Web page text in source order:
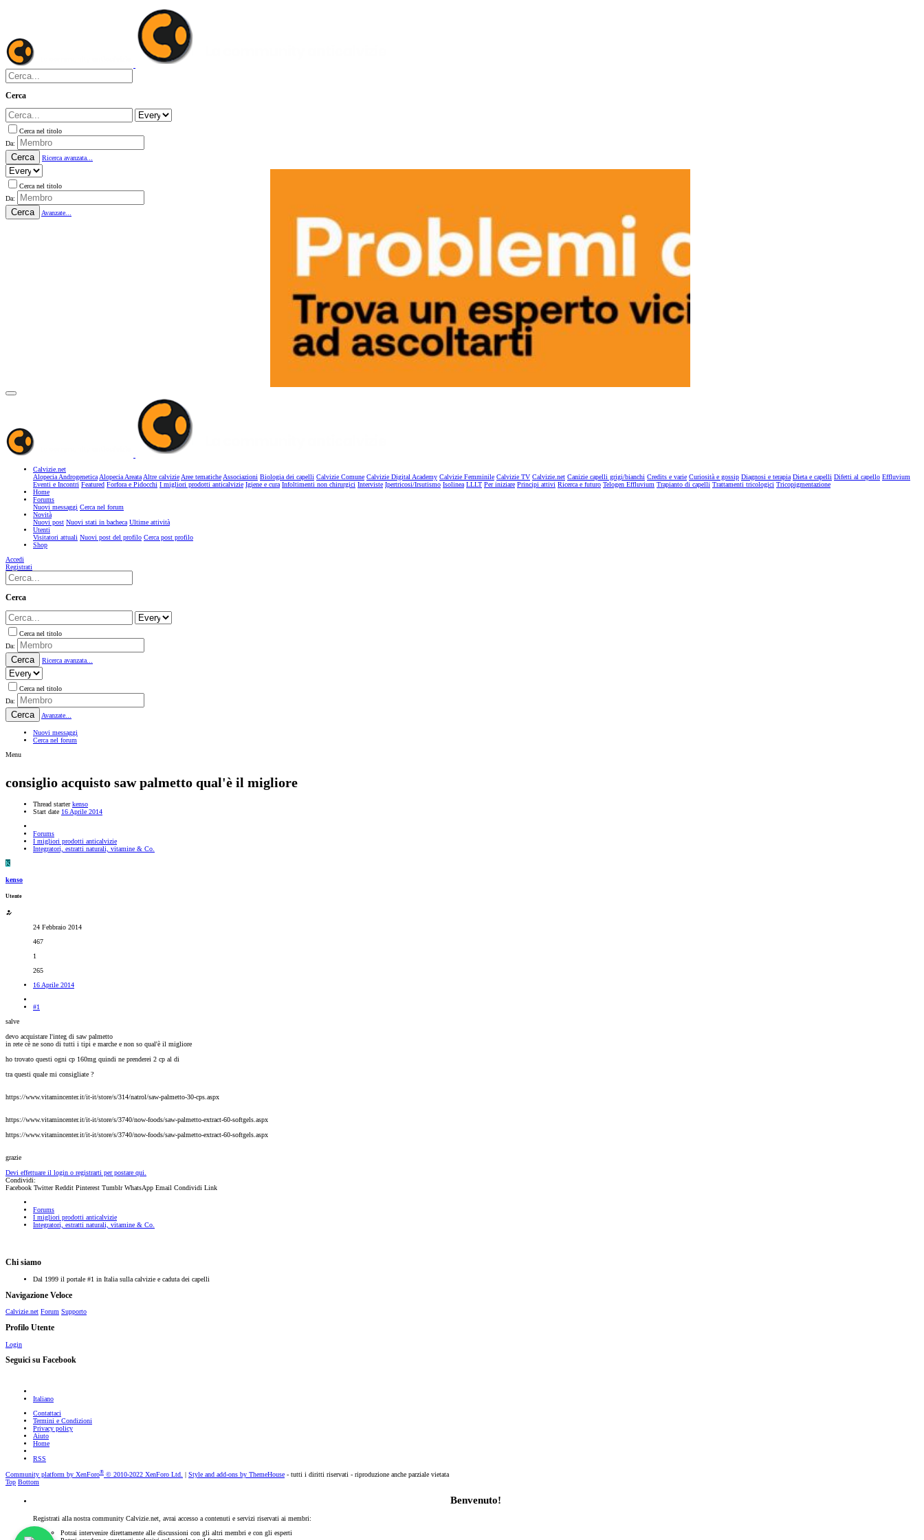
Cerca
Cerca nel titolo
Da:
Cerca Ricerca avanzata...
Cerca nel titolo
Da:
Cerca Avanzate...
Calvizie.net
Alopecia AndrogeneticaAlopecia AreataAltre calvizieAree tematicheAssociazioni Biologia dei capelli Calvizie Comune Calvizie Digital Academy Calvizie Femminile Calvizie TV Calvizie.net Canizie capelli grigi/bianchi Credits e varie Curiosità e gossip Diagnosi e terapia Dieta e capelli Difetti al capello Effluvium
Eventi e Incontri Featured Forfora e Pidocchi I migliori prodotti anticalvizie Igiene e cura Infoltimenti non chirurgici Interviste Ipertricosi/Irsutismo Isolinea LLLT Per iniziare Principi attivi Ricerca e futuro Telogen Effluvium Trapianto di capelli Trattamenti tricologici Tricopigmentazione
Home
Forums
Nuovi messaggi Cerca nel forum
Novità
Nuovi post Nuovi stati in bacheca Ultime attività
Utenti
Visitatori attuali Nuovi post del profilo Cerca post profilo
Shop
Accedi
Registrati
Cerca
Cerca nel titolo
Da:
Cerca Ricerca avanzata...
Cerca nel titolo
Da:
Cerca Avanzate...
Nuovi messaggi
Cerca nel forum
Menu
consiglio acquisto saw palmetto qual'è il migliore
Thread starter kenso
Start date 16 Aprile 2014
Forums
I migliori prodotti anticalvizie
Integratori, estratti naturali, vitamine & Co.
K
kenso
Utente
24 Febbraio 2014
467
1
265
16 Aprile 2014
#1
salve
devo acquistare l'integ di saw palmetto
in rete cè ne sono di tutti i tipi e marche e non so qual'è il migliore
ho trovato questi ogni cp 160mg quindi ne prenderei 2 cp al di
tra questi quale mi consigliate ?
https://www.vitamincenter.it/it-it/store/s/314/natrol/saw-palmetto-30-cps.aspx
https://www.vitamincenter.it/it-it/store/s/3740/now-foods/saw-palmetto-extract-60-softgels.aspx
https://www.vitamincenter.it/it-it/store/s/3740/now-foods/saw-palmetto-extract-60-softgels.aspx
grazie
Devi effettuare il login o registrarti per postare qui.
Condividi:
Facebook Twitter Reddit Pinterest Tumblr WhatsApp Email Condividi Link
Forums
I migliori prodotti anticalvizie
Integratori, estratti naturali, vitamine & Co.
Chi siamo
Dal 1999 il portale #1 in Italia sulla calvizie e caduta dei capelli
Navigazione Veloce
Calvizie.net Forum Supporto
Profilo Utente
Login
Seguici su Facebook
Italiano
Contattaci
Termini e Condizioni
Privacy policy
Aiuto
Home
RSS
Community platform by XenForo® © 2010-2022 XenForo Ltd. Style and add-ons by ThemeHouse - tutti i diritti riservati - riproduzione anche parziale vietata
Top Bottom
Benvenuto!
Registrati alla nostra community Calvizie.net, avrai accesso a contenuti e servizi riservati ai membri:
Potrai intervenire direttamente alle discussioni con gli altri membri e con gli esperti